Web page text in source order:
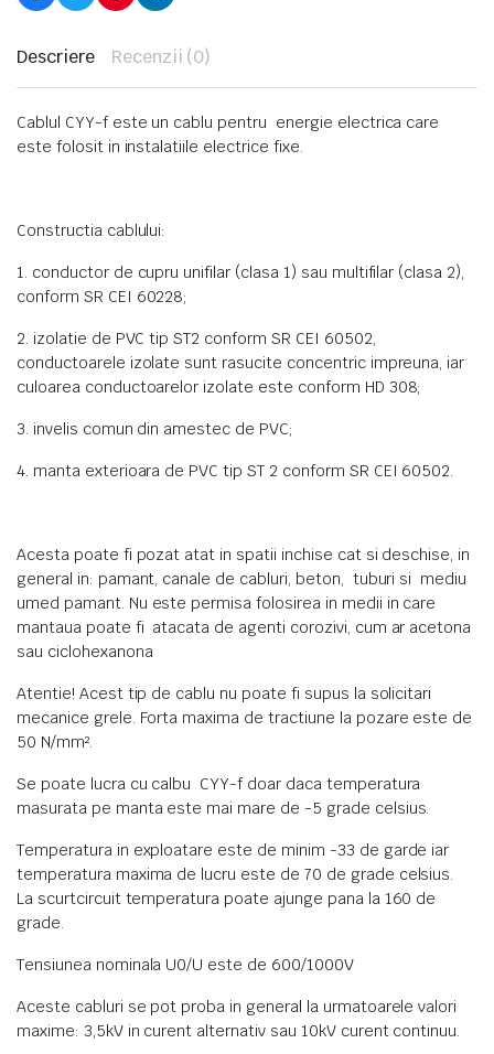
Descriere Recenzii (0)
Cablul CYY-f este un cablu pentru energie electrica care
este folosit in instalatiile electrice fixe.
Constructia cablului:
1. conductor de cupru unifilar (clasa 1) sau multifilar (clasa 2),
conform SR CEI 60228;
2. izolatie de PVC tip ST2 conform SR CEI 60502,
conductoarele izolate sunt rasucite concentric impreuna, iar
culoarea conductoarelor izolate este conform HD 308;
3. invelis comun din amestec de PVC;
4. manta exterioara de PVC tip ST 2 conform SR CEI 60502.
Acesta poate fi pozat atat in spatii inchise cat si deschise, in
general in: pamant, canale de cabluri, beton, tuburi si mediu
umed pamant. Nu este permisa folosirea in medii in care
mantaua poate fi atacata de agenti corozivi, cum ar acetona
sau ciclohexanona
Atentie! Acest tip de cablu nu poate fi supus la solicitari
mecanice grele. Forta maxima de tractiune la pozare este de
50 N/mm².
Se poate lucra cu calbu CYY-f doar daca temperatura
masurata pe manta este mai mare de -5 grade celsius.
Temperatura in exploatare este de minim -33 de garde iar
temperatura maxima de lucru este de 70 de grade celsius.
La scurtcircuit temperatura poate ajunge pana la 160 de
grade.
Tensiunea nominala U0/U este de 600/1000V
Aceste cabluri se pot proba in general la urmatoarele valori
maxime: 3,5kV in curent alternativ sau 10kV curent continuu.